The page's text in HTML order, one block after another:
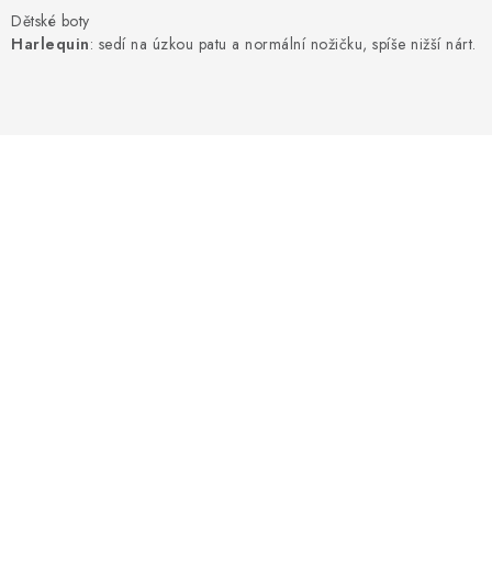
Vrácení a reklamace
Doprava a platba
Dětské boty
Harlequin: sedí na úzkou patu a normální nožičku, spíše nižší nárt.